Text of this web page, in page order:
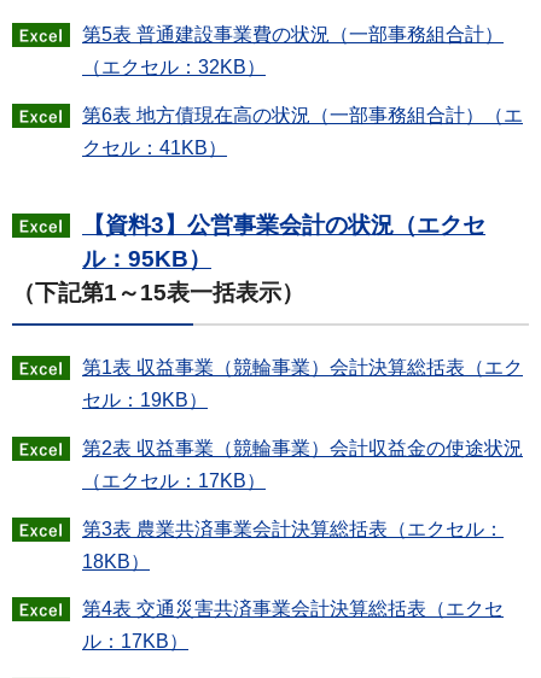
第5表 普通建設事業費の状況（一部事務組合計）
（エクセル：32KB）
第6表 地方債現在高の状況（一部事務組合計）（エ
クセル：41KB）
【資料3】公営事業会計の状況（エクセ
ル：95KB）
（下記第1～15表一括表示）
第1表 収益事業（競輪事業）会計決算総括表（エク
セル：19KB）
第2表 収益事業（競輪事業）会計収益金の使途状況
（エクセル：17KB）
第3表 農業共済事業会計決算総括表（エクセル：
18KB）
第4表 交通災害共済事業会計決算総括表（エクセ
ル：17KB）